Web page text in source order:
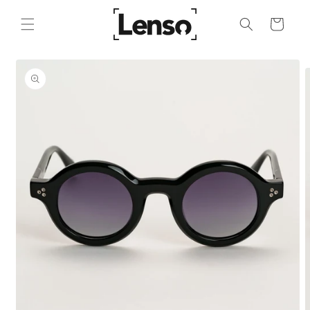
directamente
al contenido
directamente
a la
información